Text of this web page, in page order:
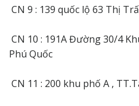
CN 9 : 139 quốc lộ 63 Thị
CN 10 : 191A Đường 30/4
Phú Quốc
CN 11 : 200 khu phố A ,